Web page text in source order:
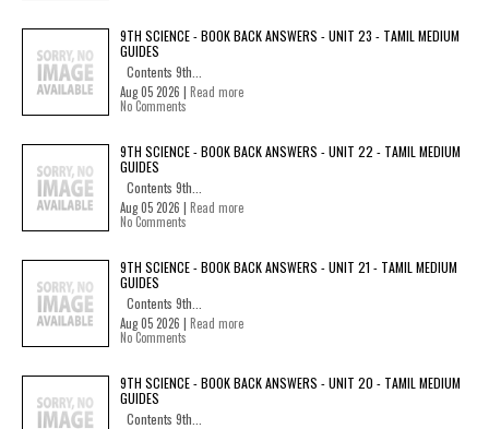
9TH SCIENCE - BOOK BACK ANSWERS - UNIT 23 - TAMIL MEDIUM
GUIDES
Contents 9th...
Aug 05 2026 | Read more
No Comments
9TH SCIENCE - BOOK BACK ANSWERS - UNIT 22 - TAMIL MEDIUM
GUIDES
Contents 9th...
Aug 05 2026 | Read more
No Comments
9TH SCIENCE - BOOK BACK ANSWERS - UNIT 21 - TAMIL MEDIUM
GUIDES
Contents 9th...
Aug 05 2026 | Read more
No Comments
9TH SCIENCE - BOOK BACK ANSWERS - UNIT 20 - TAMIL MEDIUM
GUIDES
Contents 9th...